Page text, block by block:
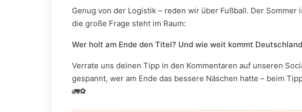
Genug von der Logistik – reden wir über Fußball. Der Sommer
die große Frage steht im Raum:
Wer holt am Ende den Titel? Und wie weit kommt
Verrate uns deinen Tipp in den Kommentaren auf unseren
gespannt, wer am Ende das bessere Näschen hatte – beim
🚛⚽